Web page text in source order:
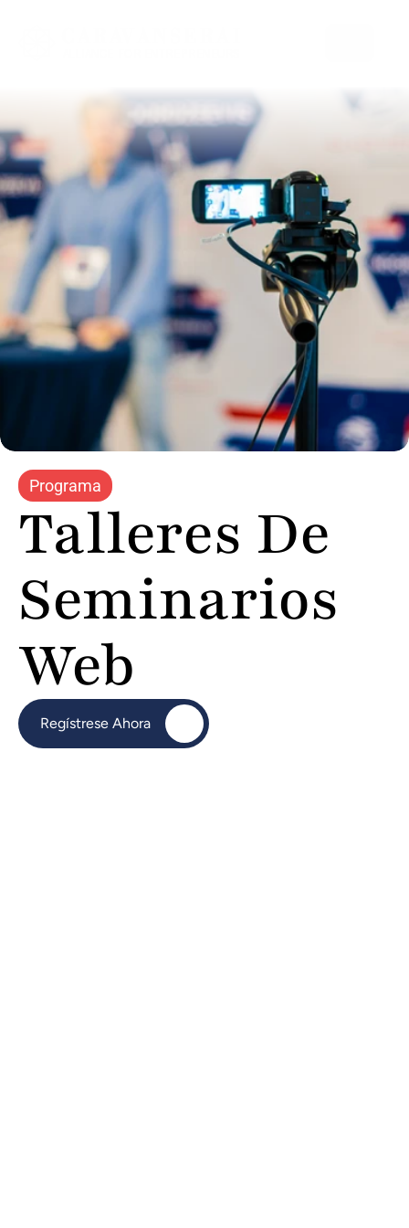
Programa
Talleres De
Seminarios
Web
Regístrese Ahora